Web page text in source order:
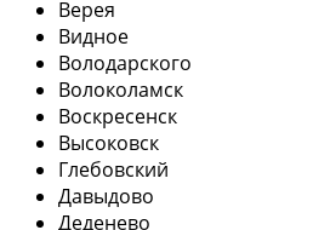
Верея
Видное
Володарского
Волоколамск
Воскресенск
Высоковск
Глебовский
Давыдово
Деденево